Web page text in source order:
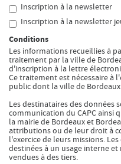
Aujourd'hui
Pollen
Cool Kids Space
Trevor Yeung, "Jardin
Blackground :
Alexandra Bircken,
Inscription à la newsletter
Inscription à la newsletter
Conditions
Les informations recueillies à
traitement par la ville de
d'inscription à la lettre
Ce traitement est nécessaire à
public dont la ville de
Les destinataires des données
communication du CAPC ainsi
la mairie de Bordeaux et
attributions ou de leur droit à
l'exercice de leurs missions.
destinées à un usage interne et
vendues à des tiers.